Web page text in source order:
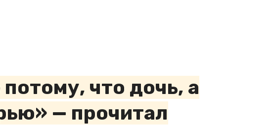
что дочь, а
— прочитал